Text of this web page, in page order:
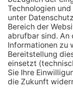
Produktion von
das Trinken
Tipp #4:
Wenn dir der
nicht reichen
einfachen Mitteln